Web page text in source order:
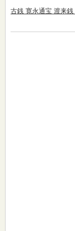
古銭 寛永通宝 渡来